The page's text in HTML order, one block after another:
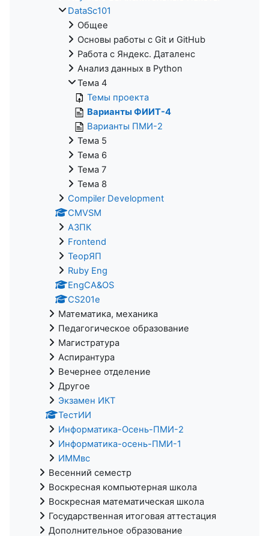
DataSc101
Общее
Основы работы с Git и GitHub
Работа с Яндекс. Даталенс
Анализ данных в Python
Тема 4
Темы проекта
Варианты ФИИТ-4
Варианты ПМИ-2
Тема 5
Тема 6
Тема 7
Тема 8
Compiler Development
CMVSM
АЗПК
Frontend
ТеорЯП
Ruby Eng
EngCA&OS
CS201e
Математика, механика
Педагогическое образование
Магистратура
Аспирантура
Вечернее отделение
Другое
Экзамен ИКТ
ТестИИ
Информатика-Осень-ПМИ-2
Информатика-осень-ПМИ-1
ИММвс
Весенний семестр
Воскресная компьютерная школа
Воскресная математическая школа
Государственная итоговая аттестация
Дополнительное образование